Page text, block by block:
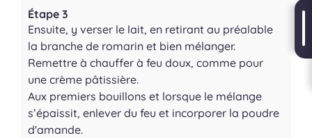
Étape 3
Ensuite, y verser le lait, en retirant au préalable
la branche de romarin et bien mélanger.
Remettre à chauffer à feu doux, comme pour
une crème pâtissière.
Aux premiers bouillons et lorsque le mélange
s’épaissit, enlever du feu et incorporer la poudre
d'amande.